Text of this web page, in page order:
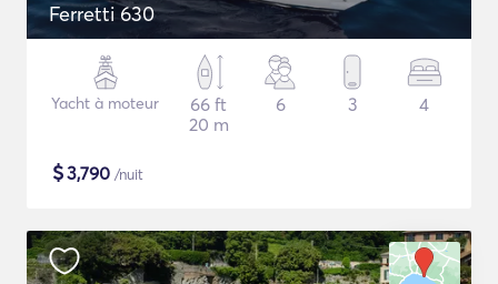
Ferretti 630
Yacht à moteur
66 ft
20 m
6 3 4
$3,790 /nuit